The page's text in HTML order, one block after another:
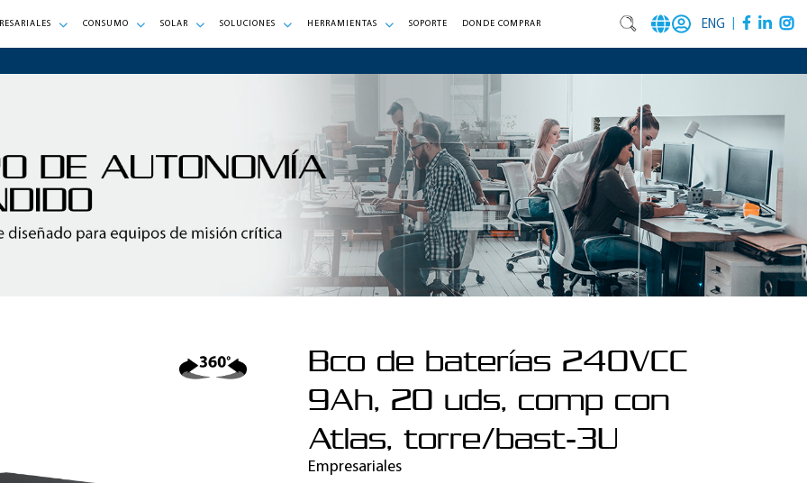
CONSUMO SOLAR SOLUCIONES HERRAMIENTAS SOPORTE DONDE COMPRAR ENG
Bco de baterías 240VCC
9Ah, 20 uds, comp con
Atlas, torre/bast-3U
Empresariales